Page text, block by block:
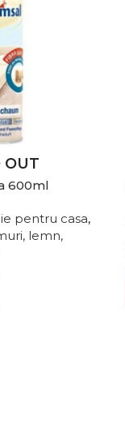
OUT
600ml
pentru casa,
lemn,